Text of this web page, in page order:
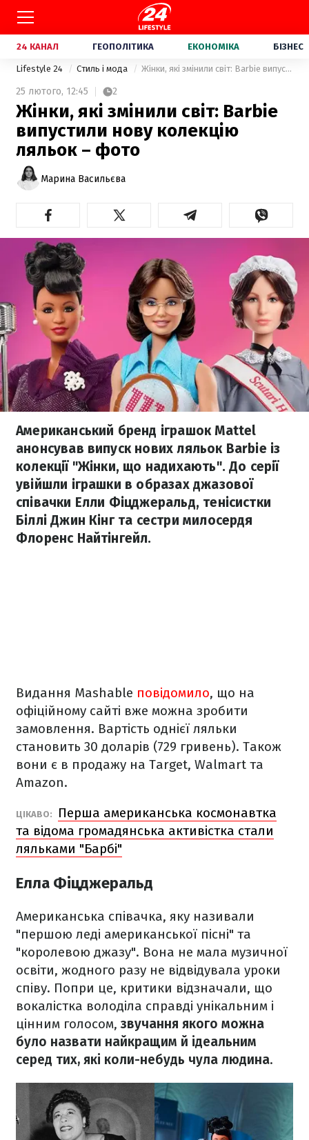
24 КАНАЛ ГЕОПОЛІТИКА ЕКОНОМІКА БІЗНЕС
Lifestyle 24 Стиль і мода Жінки, які змінили світ: Barbie випустили нову колекцію ляльок – фото
25 лютого, 12:45 2
Жінки, які змінили світ: Barbie
випустили нову колекцію
ляльок – фото
Марина Васильєва
Американський бренд іграшок Mattel
анонсував випуск нових ляльок Barbie із
колекції "Жінки, що надихають". До серії
увійшли іграшки в образах джазової
співачки Елли Фіцджеральд, тенісистки
Біллі Джин Кінг та сестри милосердя
Флоренс Найтінгейл.
Видання Mashable повідомило, що на
офіційному сайті вже можна зробити
замовлення. Вартість однієї ляльки
становить 30 доларів (729 гривень). Також
вони є в продажу на Target, Walmart та
Amazon.
ЦІКАВО:
Перша американська космонавтка
та відома громадянська активістка стали
ляльками "Барбі"
Елла Фіцджеральд
Американська співачка, яку називали
"першою леді американської пісні" та
"королевою джазу". Вона не мала музичної
освіти, жодного разу не відвідувала уроки
співу. Попри це, критики відзначали, що
вокалістка володіла справді унікальним і
цінним голосом,звучання якого можна
було назвати найкращим й ідеальним
серед тих, які коли-небудь чула людина.